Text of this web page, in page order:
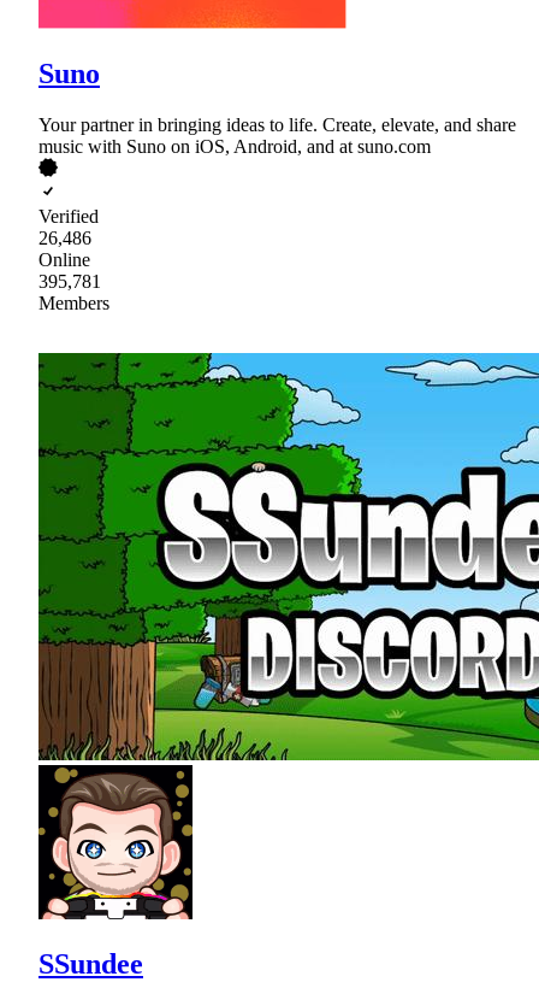
Suno
Your partner in bringing ideas to life. Create, elevate, and share
music with Suno on iOS, Android, and at suno.com
Verified
26,486
Online
395,781
Members
SSundee